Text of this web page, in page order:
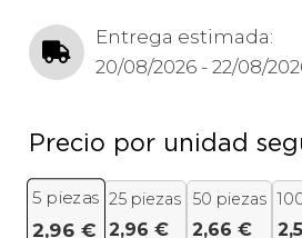
Entrega estimada:
20/08/2026 - 22/08/
Precio por unidad
5 piezas
2,96 €
25 piezas
2,96 €
50 piezas
2,66 €